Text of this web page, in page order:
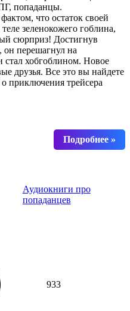
попаданцы.
что остаток своей
зеленокожего гоблина,
сюрприз! Достигнув
он перешагнул на
хобгоблином. Новое
друзья. Все это вы найдете
приключения трейсера
Аудиокниги про
попаданцев
933